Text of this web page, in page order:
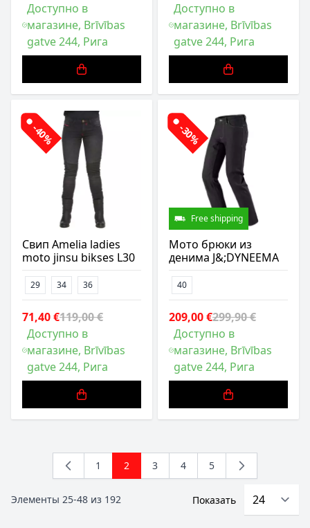
Доступно в
магазине, Brīvības
gatve 244, Рига
Доступно в
магазине, Brīvības
gatve 244, Рига
-40%
Свип Amelia ladies
moto jinsu bikses L30
29 34 36
71,40 €119,00 €
Доступно в
магазине, Brīvības
gatve 244, Рига
-30%
Free shipping
Мото брюки из
денима J&;DYNEEMA
40
209,00 €299,90 €
Доступно в
магазине, Brīvības
gatve 244, Рига
Элементы 25-48 из 192
Страница
1 You're currently reading page
2 Страница
3 Страница
4 Страница
5
Показать